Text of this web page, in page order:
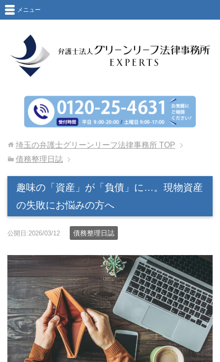
メニュー
埼玉の弁護士グリーンリーフ法律事務所 TOP
債務整理日誌
趣味の「資産」が「負債」に…。現物資産
の失敗にお悩みの方へ
公開日:2026/03/12 債務整理日誌